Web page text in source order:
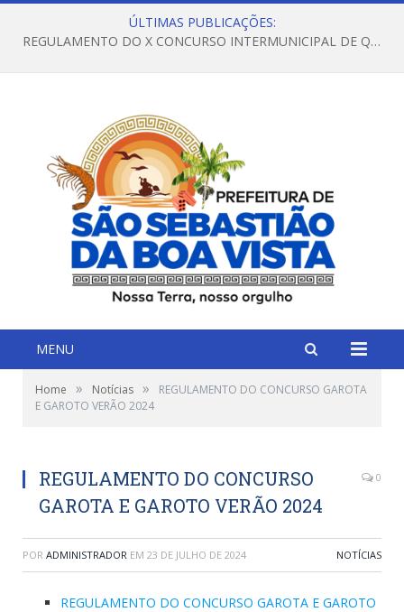
ÚLTIMAS PUBLICAÇÕES:
REGULAMENTO DO X CONCURSO INTERMUNICIPAL DE QUADRILHAS JUNINAS – 2026 – ARRAIÁ DA VENEZA
MENU
Home » Notícias »
REGULAMENTO DO CONCURSO GAROTA
E GAROTO VERÃO 2024
REGULAMENTO DO CONCURSO
GAROTA E GAROTO VERÃO 2024
0
POR ADMINISTRADOR EM 23 DE JULHO DE 2024 NOTÍCIAS
REGULAMENTO DO CONCURSO GAROTA E GAROTO